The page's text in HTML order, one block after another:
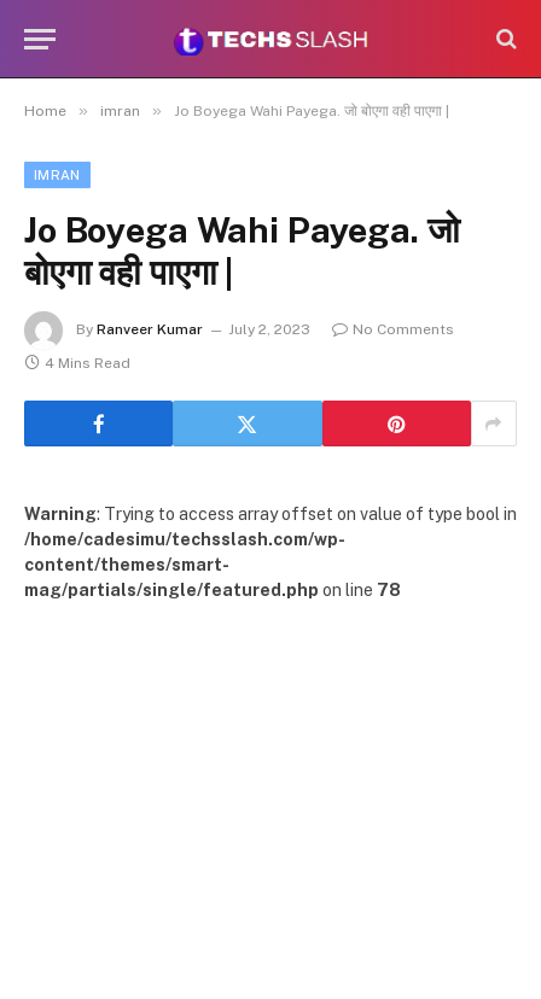
Home » imran » Jo Boyega Wahi Payega. जो बोएगा वही पाएगा |
IMRAN
Jo Boyega Wahi Payega. जो
बोएगा वही पाएगा |
By Ranveer Kumar July 2, 2023
No Comments
4 Mins Read
Warning: Trying to access array offset on value of type bool in
/home/cadesimu/techsslash.com/wp-
content/themes/smart-
mag/partials/single/featured.php on line 78